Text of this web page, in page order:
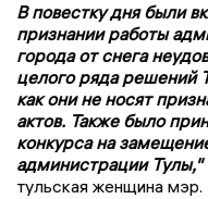
В повестку дня были
признании работы
города от снега
целого ряда решений
как они не носят
актов. Также было
конкурса на
администрации Тулы,"
тульская женщина мэр.